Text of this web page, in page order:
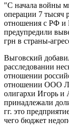
"С начала войны
операции 7 тысяч
отношения с РФ и
предупредили
грн в страны-
Выговский
расследовании
отношении
отношении ООО
олигархи Игорь и
принадлежали
гг. это
чего бюджет